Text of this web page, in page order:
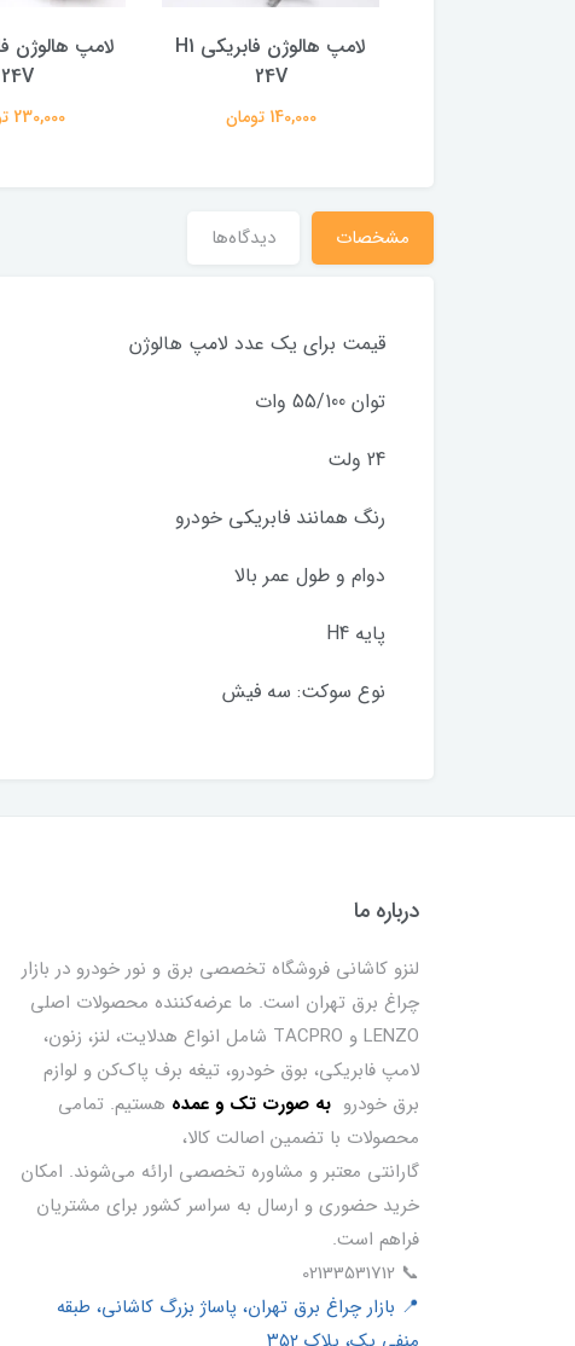
لامپ هالوژن فابریکی H1
24V
140,000 تومان
24V
230,000 تومان
مشخصات دیدگاه‌ها
قیمت برای یک عدد لامپ هالوژن
توان 55/100 وات
24 ولت
رنگ همانند فابریکی خودرو
دوام و طول عمر بالا
پایه H4
نوع سوکت: سه فیش
درباره ما
لنزو کاشانی فروشگاه تخصصی برق و نور خودرو در بازار
چراغ برق تهران است. ما عرضه‌کننده محصولات اصلی
LENZO و TACPRO شامل انواع هدلایت، لنز، زنون،
لامپ فابریکی، بوق خودرو، تیغه برف پاک‌کن و لوازم
برق خودرو به صورت تک و عمده هستیم. تمامی
محصولات با تضمین اصالت کالا،
گارانتی معتبر و مشاوره تخصصی ارائه می‌شوند. امکان
خرید حضوری و ارسال به سراسر کشور برای مشتریان
فراهم است.
📞 02133531712
📍 بازار چراغ برق تهران، پاساژ بزرگ کاشانی، طبقه